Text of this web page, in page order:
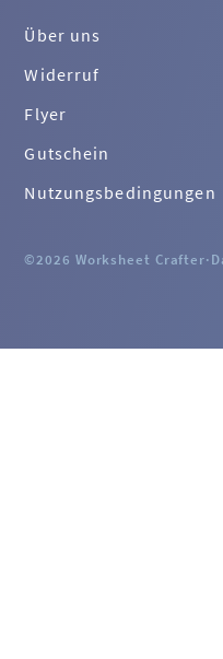
Über uns
Widerruf
Flyer
Gutschein
Nutzungsbedingungen
©2026 Worksheet Crafter·